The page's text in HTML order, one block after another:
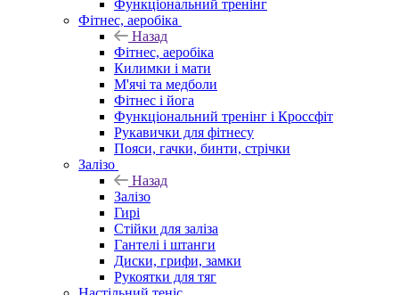
Функціональний тренінг
Фітнес, аеробіка
Назад
Фітнес, аеробіка
Килимки і мати
М'ячі та медболи
Фітнес і йога
Функціональний тренінг і Кроссфіт
Рукавички для фітнесу
Пояси, гачки, бинти, стрічки
Залізо
Назад
Залізо
Гирі
Стійки для заліза
Гантелі і штанги
Диски, грифи, замки
Рукоятки для тяг